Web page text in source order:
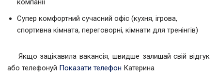
компанії
Супер комфортний сучасний офіс (кухня, ігрова,
спортивна кімната, переговорні, кімнати для тренінгів)
Якщо зацікавила вакансія, швидше залишай свій відгук
або телефонуй Показати телефон Катерина